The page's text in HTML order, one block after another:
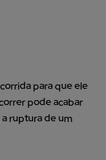
para que ele
pode acabar
ruptura de um